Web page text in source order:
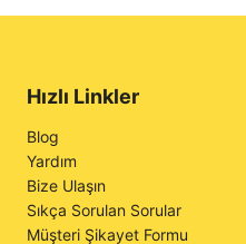
Hızlı Linkler
Blog
Yardım
Bize Ulaşın
Sıkça Sorulan Sorular
Müşteri Şikayet Formu